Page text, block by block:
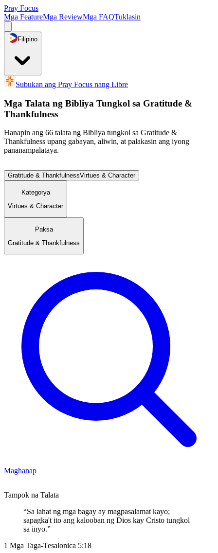
Pray Focus
Mga FeatureMga ReviewMga FAQTuklasin
Filipino
Subukan ang Pray Focus nang Libre
Mga Talata ng Bibliya Tungkol sa Gratitude &
Thankfulness
Hanapin ang 66 talata ng Bibliya tungkol sa Gratitude &
Thankfulness upang gabayan, aliwin, at palakasin ang iyong
pananampalataya.
Gratitude & ThankfulnessVirtues & Character
Kategorya
Virtues & Character
Paksa
Gratitude & Thankfulness
Maghanap
Tampok na Talata
“Sa lahat ng mga bagay ay magpasalamat kayo;
sapagka't ito ang kalooban ng Dios kay Cristo tungkol
sa inyo.”
1 Mga Taga-Tesalonica 5:18